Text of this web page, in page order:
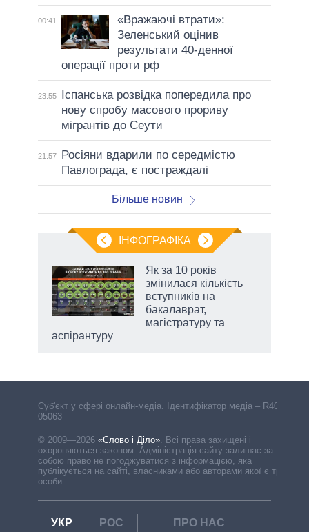
00:41
«Вражаючі втрати»:
Зеленський оцінив
результати 40-денної
операції проти рф
23:55
Іспанська розвідка попередила про
нову спробу масового прориву
мігрантів до Сеути
21:57
Росіяни вдарили по середмістю
Павлограда, є постраждалі
Більше новин
ІНФОГРАФІКА
Як за 10 років
змінилася кількість
вступників на
бакалаврат,
магістратуру та
аспірантуру
Cуб'єкт у сфері онлайн-медіа. Ідентифікатор медіа – R40-
05063
© 2009—2026 «Слово і Діло». Всі права захищені і
охороняються законом. Адміністрація сайту залишає за
собою право не погоджуватися з інформацією, яка
публікується на сайті, власниками або авторами якої є треті
особи.
УКР РОС
ПРО НАС